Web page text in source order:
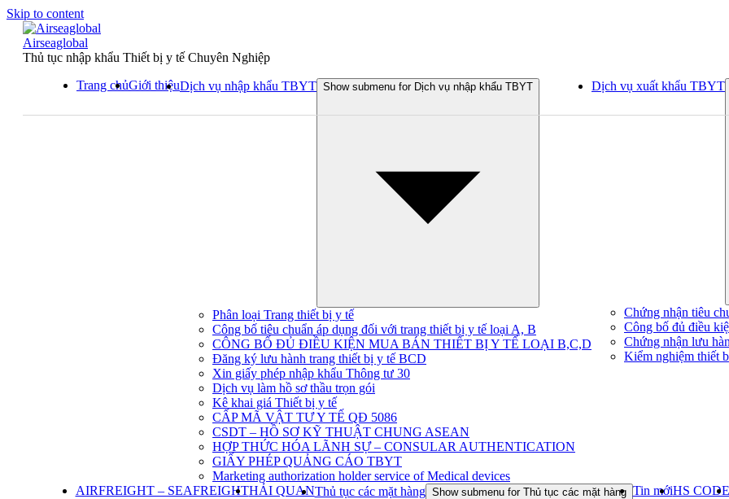
Skip to content
Airseaglobal
Thủ tục nhập khẩu Thiết bị y tế Chuyên Nghiệp
Trang chủGiới thiệuDịch vụ nhập khẩu TBYT Show submenu for Dịch vụ nhập khẩu TBYT
Phân loại Trang thiết bị y tế
Công bố tiêu chuẩn áp dụng đối với trang thiết bị y tế loại A, B
CÔNG BỐ ĐỦ ĐIỀU KIỆN MUA BÁN THIẾT BỊ Y TẾ LOẠI B,C,D
Đăng ký lưu hành trang thiết bị y tế BCD
Xin giấy phép nhập khẩu Thông tư 30
Dịch vụ làm hồ sơ thầu trọn gói
Kê khai giá Thiết bị y tế
CẤP MÃ VẬT TƯ Y TẾ QĐ 5086
CSDT – HỒ SƠ KỸ THUẬT CHUNG ASEAN
HỢP THỨC HÓA LÃNH SỰ – CONSULAR AUTHENTICATION
GIẤY PHÉP QUẢNG CÁO TBYT
Marketing authorization holder service of Medical devices
Dịch vụ xuất khẩu TBYT
Chứng nhận tiêu
Công bố đủ điều
Chứng nhận lưu
Kiểm nghiệm thiết
AIRFREIGHT – SEAFREIGHTHẢI QUANThủ tục các mặt hàng Show submenu for Thủ tục các mặt hàng Tin mớiHS CODE